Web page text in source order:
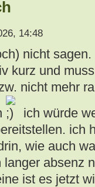
14:48
nicht
kurz und
nicht mehr
ich würde
ich
wie auch
absenz
ist es jetzt